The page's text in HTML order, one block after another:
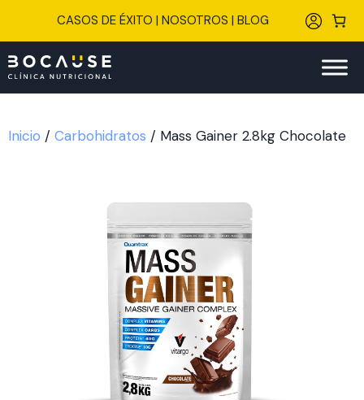
CASOS DE ÉXITO | NOSOTROS | BLOG
Inicio / Carbohidratos / Mass Gainer 2.8kg Chocolate